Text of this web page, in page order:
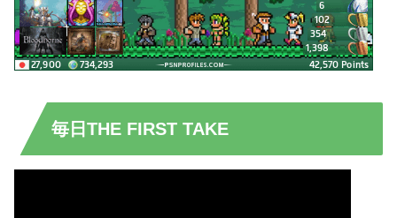
毎日THE FIRST TAKE